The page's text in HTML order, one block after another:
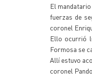
El
fuerzas de
coronel
Ello ocurrió
Formosa se
Allí estuvo
coronel Pando.